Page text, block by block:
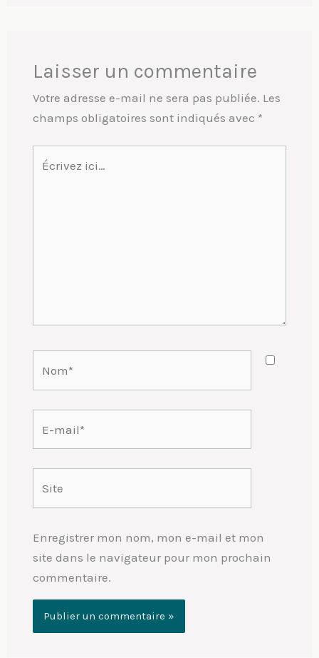
Laisser un commentaire
Votre adresse e-mail ne sera pas publiée. Les
champs obligatoires sont indiqués avec *
mail*
Enregistrer mon nom, mon e-mail et mon
site dans le navigateur pour mon prochain
commentaire.